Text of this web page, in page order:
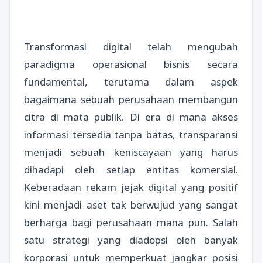
Transformasi digital telah mengubah
paradigma operasional bisnis secara
fundamental, terutama dalam aspek
bagaimana sebuah perusahaan membangun
citra di mata publik. Di era di mana akses
informasi tersedia tanpa batas, transparansi
menjadi sebuah keniscayaan yang harus
dihadapi oleh setiap entitas komersial.
Keberadaan rekam jejak digital yang positif
kini menjadi aset tak berwujud yang sangat
berharga bagi perusahaan mana pun. Salah
satu strategi yang diadopsi oleh banyak
korporasi untuk memperkuat jangkar posisi